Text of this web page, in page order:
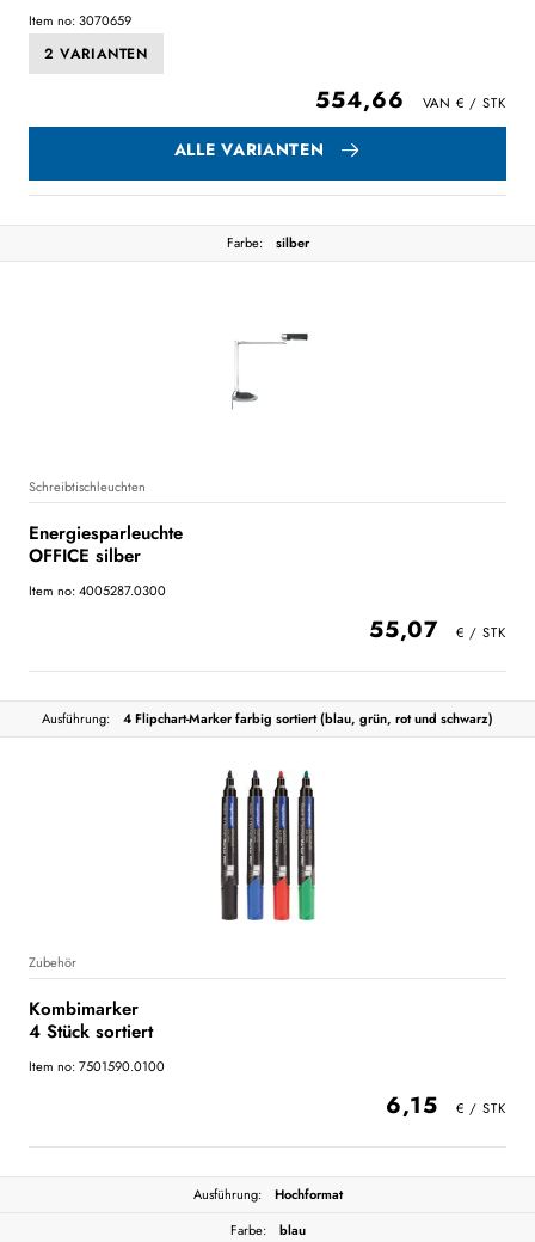
Item no: 3070659
2 VARIANTEN
554,66
ALLE VARIANTEN
Farbe: silber
Schreibtischleuchten
Energiesparleuchte
OFFICE silber
Item no: 4005287.0300
55,07
Ausführung: 4 Flipchart-Marker farbig sortiert (blau, grün, rot und schwarz)
Zubehör
Kombimarker
4 Stück sortiert
Item no: 7501590.0100
6,15
Ausführung:
Hochformat
Farbe:
blau